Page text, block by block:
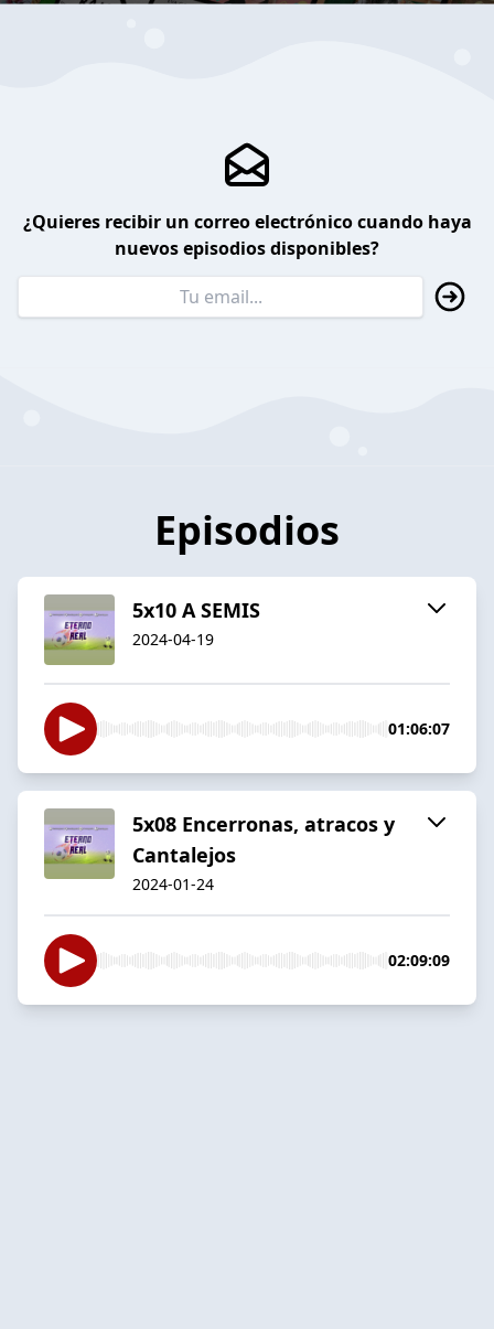
¿Quieres recibir un correo electrónico cuando haya
nuevos episodios disponibles?
Episodios
5x10 A SEMIS
2024-04-19
01:06:07
5x08 Encerronas, atracos y
Cantalejos
2024-01-24
02:09:09